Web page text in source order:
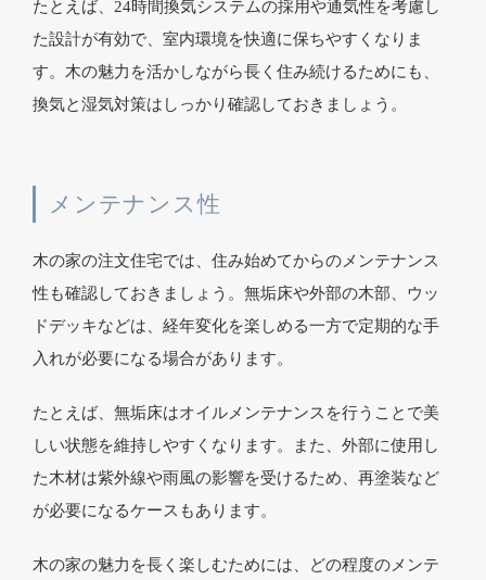
たとえば、24時間換気システムの採用や通気性を考慮し
た設計が有効で、室内環境を快適に保ちやすくなりま
す。木の魅力を活かしながら長く住み続けるためにも、
換気と湿気対策はしっかり確認しておきましょう。
メンテナンス性
木の家の注文住宅では、住み始めてからのメンテナンス
性も確認しておきましょう。無垢床や外部の木部、ウッ
ドデッキなどは、経年変化を楽しめる一方で定期的な手
入れが必要になる場合があります。
たとえば、無垢床はオイルメンテナンスを行うことで美
しい状態を維持しやすくなります。また、外部に使用し
た木材は紫外線や雨風の影響を受けるため、再塗装など
が必要になるケースもあります。
木の家の魅力を長く楽しむためには、どの程度のメンテ